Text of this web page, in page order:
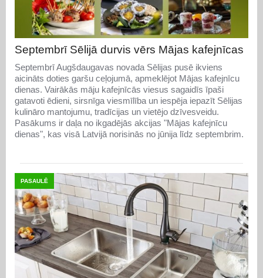
Septembrī Sēlijā durvis vērs Mājas kafejnīcas
Septembrī Augšdaugavas novada Sēlijas pusē ikviens
aicināts doties garšu ceļojumā, apmeklējot Mājas kafejnīcu
dienas. Vairākās māju kafejnīcās viesus sagaidīs īpaši
gatavoti ēdieni, sirsnīga viesmīlība un iespēja iepazīt Sēlijas
kulināro mantojumu, tradīcijas un vietējo dzīvesveidu.
Pasākums ir daļa no ikgadējās akcijas "Mājas kafejnīcu
dienas", kas visā Latvijā norisinās no jūnija līdz septembrim.
PASAULĒ